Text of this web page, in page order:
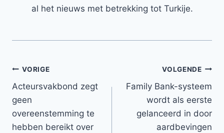
al het nieuws met betrekking tot Turkije.
Bericht
navigatie
VORIGE
Acteursvakbond zegt
geen
overeenstemming te
hebben bereikt over
VOLGENDE
Family Bank-systeem
wordt als eerste
gelanceerd in door
aardbevingen